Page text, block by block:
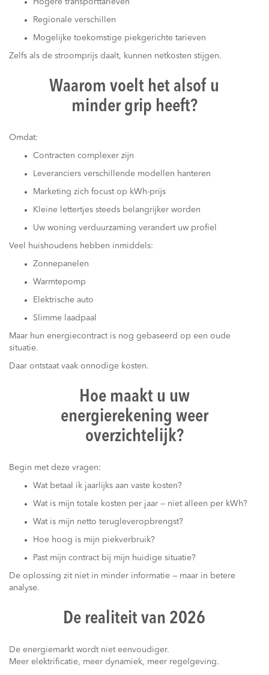
Hogere transporttarieven
Regionale verschillen
Mogelijke toekomstige piekgerichte tarieven
Zelfs als de stroomprijs daalt, kunnen netkosten stijgen.
Waarom voelt het alsof u
minder grip heeft?
Omdat:
Contracten complexer zijn
Leveranciers verschillende modellen hanteren
Marketing zich focust op kWh-prijs
Kleine lettertjes steeds belangrijker worden
Uw woning verduurzaming verandert uw profiel
Veel huishoudens hebben inmiddels:
Zonnepanelen
Warmtepomp
Elektrische auto
Slimme laadpaal
Maar hun energiecontract is nog gebaseerd op een oude
situatie.
Daar ontstaat vaak onnodige kosten.
Hoe maakt u uw
energierekening weer
overzichtelijk?
Begin met deze vragen:
Wat betaal ik jaarlijks aan vaste kosten?
Wat is mijn totale kosten per jaar — niet alleen per kWh?
Wat is mijn netto terugleveropbrengst?
Hoe hoog is mijn piekverbruik?
Past mijn contract bij mijn huidige situatie?
De oplossing zit niet in minder informatie — maar in betere
analyse.
De realiteit van 2026
De energiemarkt wordt niet eenvoudiger.
Meer elektrificatie, meer dynamiek, meer regelgeving.